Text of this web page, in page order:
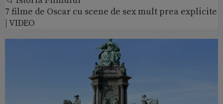
7 filme de Oscar cu scene de sex mult prea explicite
| VIDEO